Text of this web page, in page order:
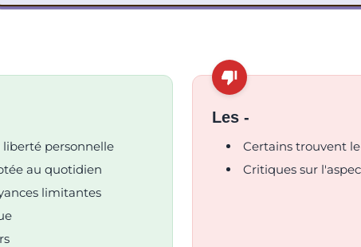
liberté personnelle
au quotidien
limitantes
Les -
Certains trouvent
Critiques sur